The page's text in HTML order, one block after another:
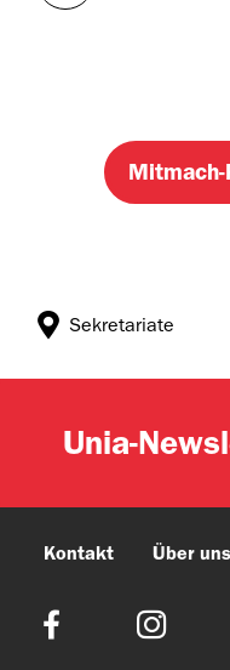
Sekretariate
Unia-
Kontakt Über uns